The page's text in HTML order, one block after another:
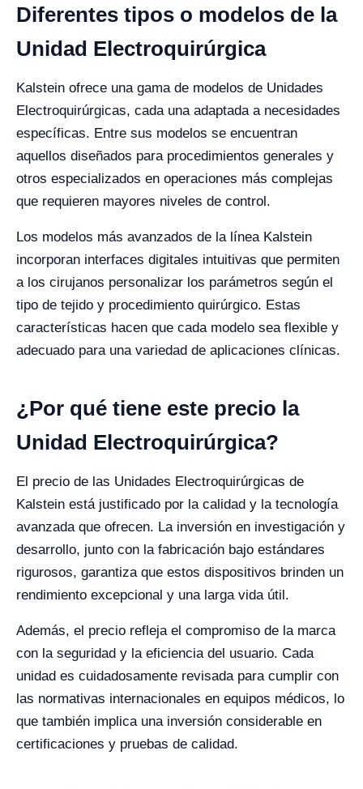
Diferentes tipos o modelos de la
Unidad Electroquirúrgica
Kalstein ofrece una gama de modelos de Unidades
Electroquirúrgicas, cada una adaptada a necesidades
específicas. Entre sus modelos se encuentran
aquellos diseñados para procedimientos generales y
otros especializados en operaciones más complejas
que requieren mayores niveles de control.
Los modelos más avanzados de la línea Kalstein
incorporan interfaces digitales intuitivas que permiten
a los cirujanos personalizar los parámetros según el
tipo de tejido y procedimiento quirúrgico. Estas
características hacen que cada modelo sea flexible y
adecuado para una variedad de aplicaciones clínicas.
¿Por qué tiene este precio la
Unidad Electroquirúrgica?
El precio de las Unidades Electroquirúrgicas de
Kalstein está justificado por la calidad y la tecnología
avanzada que ofrecen. La inversión en investigación y
desarrollo, junto con la fabricación bajo estándares
rigurosos, garantiza que estos dispositivos brinden un
rendimiento excepcional y una larga vida útil.
Además, el precio refleja el compromiso de la marca
con la seguridad y la eficiencia del usuario. Cada
unidad es cuidadosamente revisada para cumplir con
las normativas internacionales en equipos médicos, lo
que también implica una inversión considerable en
certificaciones y pruebas de calidad.